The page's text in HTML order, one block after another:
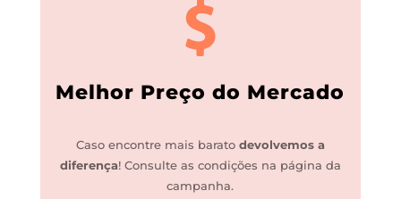
Melhor Preço do Mercado
Caso encontre mais barato devolvemos a
diferença! Consulte as condições na página da
campanha.